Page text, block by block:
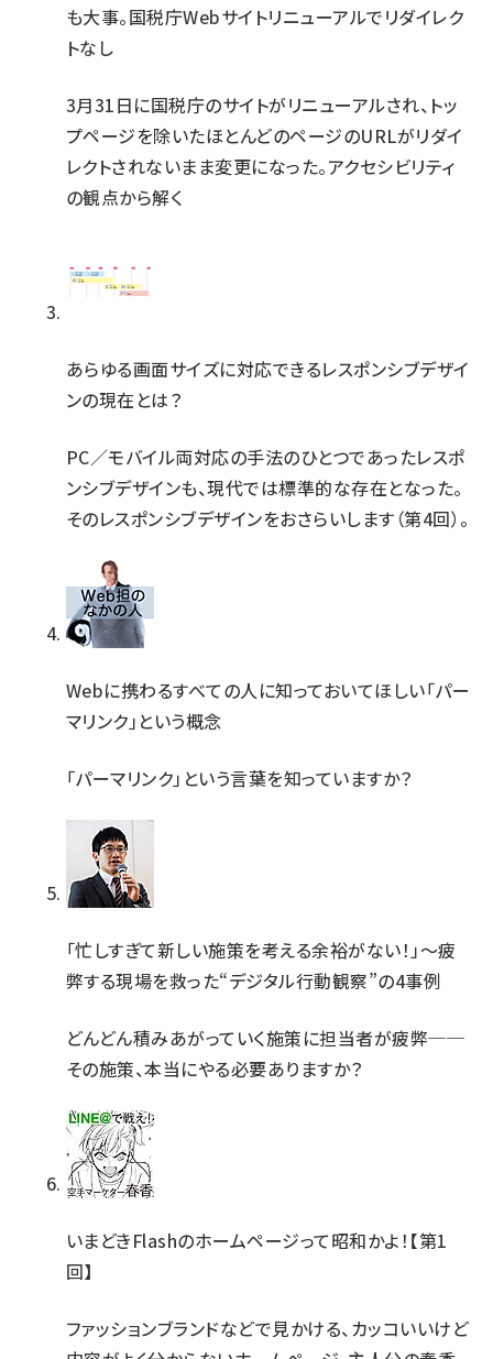
も大事。国税庁Webサイトリニューアルでリダイレク
トなし
3月31日に国税庁のサイトがリニューアルされ、トッ
プページを除いたほとんどのページのURLがリダイ
レクトされないまま変更になった。アクセシビリティ
の観点から解く
あらゆる画面サイズに対応できるレスポンシブデザイ
ンの現在とは？
PC／モバイル両対応の手法のひとつであったレスポ
ンシブデザインも、現代では標準的な存在となった。
そのレスポンシブデザインをおさらいします（第4回）。
Webに携わるすべての人に知っておいてほしい「パー
マリンク」という概念
「パーマリンク」という言葉を知っていますか？
「忙しすぎて新しい施策を考える余裕がない！」～疲
弊する現場を救った“デジタル行動観察”の4事例
どんどん積みあがっていく施策に担当者が疲弊──
その施策、本当にやる必要ありますか？
いまどきFlashのホームページって昭和かよ！【第1
回】
ファッションブランドなどで見かける、カッコいいけど